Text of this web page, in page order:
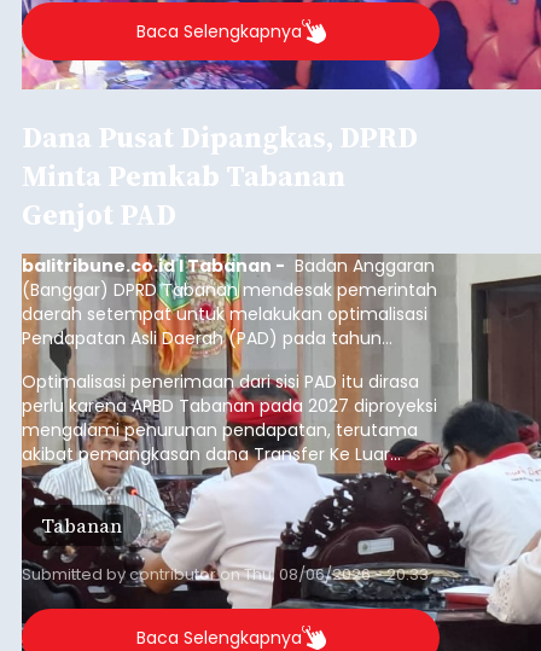
Baca Selengkapnya
Dana Pusat Dipangkas, DPRD
Minta Pemkab Tabanan
Genjot PAD
balitribune.co.id I Tabanan - Badan Anggaran
(Banggar) DPRD Tabanan mendesak pemerintah
daerah setempat untuk melakukan optimalisasi
Pendapatan Asli Daerah (PAD) pada tahun
anggaran 2027.
Optimalisasi penerimaan dari sisi PAD itu dirasa
perlu karena APBD Tabanan pada 2027 diproyeksi
mengalami penurunan pendapatan, terutama
akibat pemangkasan dana Transfer Ke Luar
Daerah (TKD) dari pemerintah pusat.
Tabanan
Submitted bycontributoronThu, 08/06/2026 - 20:33
Baca Selengkapnya